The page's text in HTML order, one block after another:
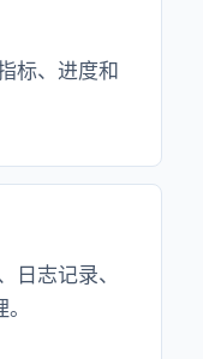
标、进度和
日志记录、